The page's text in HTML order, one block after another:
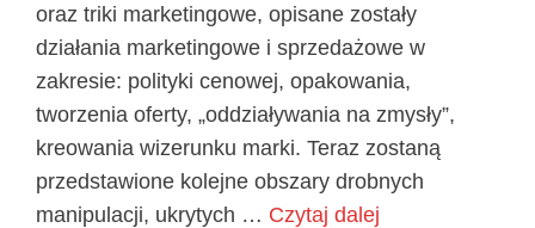
oraz triki marketingowe, opisane zostały
działania marketingowe i sprzedażowe w
zakresie: polityki cenowej, opakowania,
tworzenia oferty, „oddziaływania na zmysły”,
kreowania wizerunku marki. Teraz zostaną
przedstawione kolejne obszary drobnych
manipulacji, ukrytych … Czytaj dalej